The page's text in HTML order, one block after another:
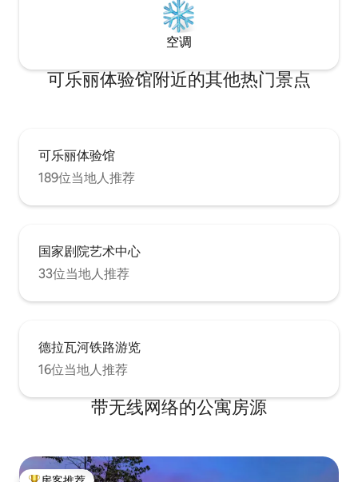
空调
可乐丽体验馆附近的其他热门景点
可乐丽体验馆
189位当地人推荐
国家剧院艺术中心
33位当地人推荐
德拉瓦河铁路游览
16位当地人推荐
带无线网络的公寓房源